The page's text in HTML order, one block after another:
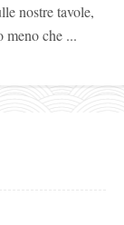
nostre tavole,
meno che ...